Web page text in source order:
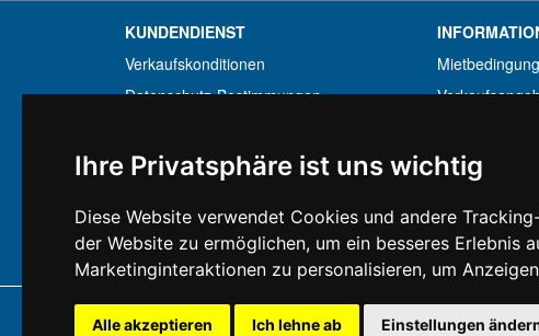
Ihre Privatsphäre ist uns wichtig
Diese Website verwendet Cookies und andere
der Website zu ermöglichen, um ein besseres Erlebnis
Marketinginteraktionen zu personalisieren, um
Alle akzeptieren Ich lehne ab Einstellungen
KUNDENDIENST
Verkaufskonditionen
Datenschutz-Bestimmungen
Garantiebedingungen
Ruecktrittsrecht
MwSt-Bedingungen
Billiger
Copyright ©
Alle Rechte